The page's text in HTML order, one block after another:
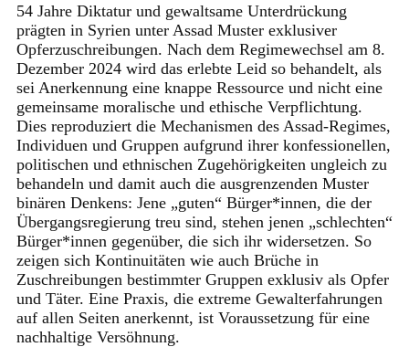
54 Jahre Diktatur und gewaltsame Unterdrückung
prägten in Syrien unter Assad Muster exklusiver
Opferzuschreibungen. Nach dem Regimewechsel am 8.
Dezember 2024 wird das erlebte Leid so behandelt, als
sei Anerkennung eine knappe Ressource und nicht eine
gemeinsame moralische und ethische Verpflichtung.
Dies reproduziert die Mechanismen des Assad-Regimes,
Individuen und Gruppen aufgrund ihrer konfessionellen,
politischen und ethnischen Zugehörigkeiten ungleich zu
behandeln und damit auch die ausgrenzenden Muster
binären Denkens: Jene „guten“ Bürger*innen, die der
Übergangsregierung treu sind, stehen jenen „schlechten“
Bürger*innen gegenüber, die sich ihr widersetzen. So
zeigen sich Kontinuitäten wie auch Brüche in
Zuschreibungen bestimmter Gruppen exklusiv als Opfer
und Täter. Eine Praxis, die extreme Gewalterfahrungen
auf allen Seiten anerkennt, ist Voraussetzung für eine
nachhaltige Versöhnung.